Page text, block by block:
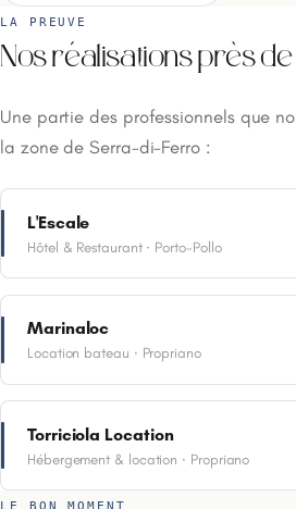
LA PREUVE
Nos réalisations près
Une partie des professionnels que
la zone de Serra-di-Ferro :
L'Escale
Hôtel & Restaurant · Porto-Pollo
Marinaloc
Location bateau · Propriano
Torriciola Location
Hébergement & location · Propriano
LE BON MOMENT